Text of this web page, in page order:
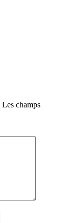
Les champs